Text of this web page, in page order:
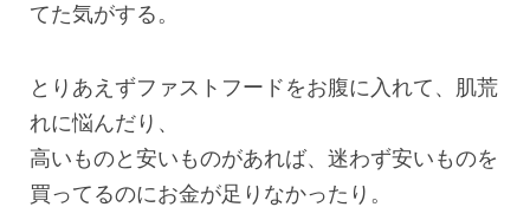
てた気がする。
とりあえずファストフードをお腹に入れて、肌荒
れに悩んだり、
高いものと安いものがあれば、迷わず安いものを
買ってるのにお金が足りなかったり。